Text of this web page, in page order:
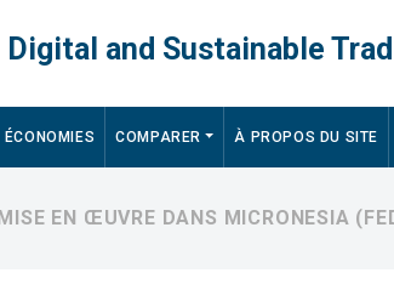
Digital and Sustainable
ÉCONOMIES COMPARER À PROPOS DU SITE
EN ŒUVRE DANS MICRONESIA